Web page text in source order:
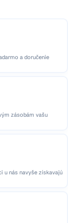
a doručenie
zásobám vašu
u nás navyše získavajú